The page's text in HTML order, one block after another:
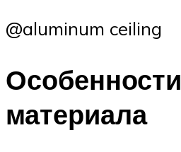
@aluminum ceiling
Особенности
материала